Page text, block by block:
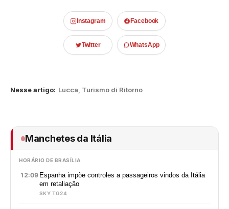
Instagram Facebook
Twitter WhatsApp
Nesse artigo: Lucca, Turismo di Ritorno
Manchetes da Itália
HORÁRIO DE BRASÍLIA
12:09 Espanha impõe controles a passageiros vindos da Itália
em retaliação
SKY TG24